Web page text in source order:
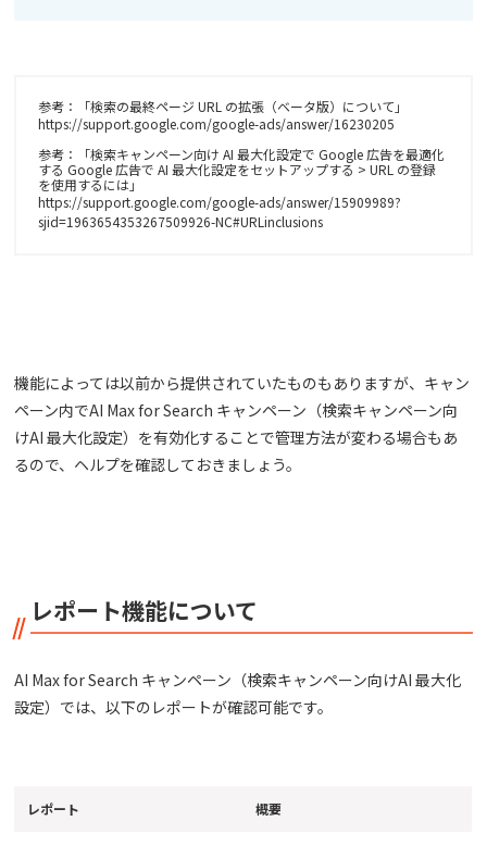
参考：「検索の最終ページ URL の拡張（ベータ版）について」
https://support.google.com/google-ads/answer/16230205
参考：「検索キャンペーン向け AI 最大化設定で Google 広告を最適化
する Google 広告で AI 最大化設定をセットアップする > URL の登録
を使用するには」
https://support.google.com/google-ads/answer/15909989?
sjid=1963654353267509926-NC#URLinclusions
機能によっては以前から提供されていたものもありますが、キャン
ペーン内でAI Max for Search キャンペーン（検索キャンペーン向
けAI 最大化設定）を有効化することで管理方法が変わる場合もあ
るので、ヘルプを確認しておきましょう。
レポート機能について
AI Max for Search キャンペーン（検索キャンペーン向けAI 最大化
設定）では、以下のレポートが確認可能です。
レポート 概要